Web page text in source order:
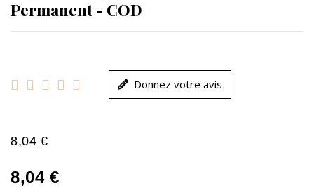
Permanent - COD
     Donnez votre avis
8,04 €
8,04 €